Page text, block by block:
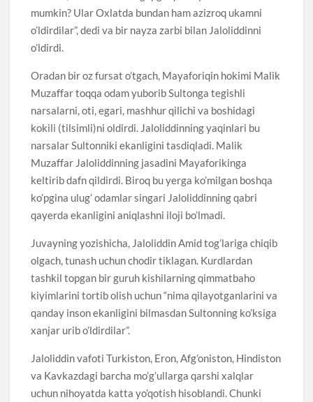
mumkin? Ular Oxlatda bundan ham azizroq ukamni
o’ldirdilar”, dedi va bir nayza zarbi bilan Jaloliddinni
o’ldirdi.
Oradan bir oz fursat o’tgach, Mayaforiqin hokimi Malik
Muzaffar toqqa odam yuborib Sultonga tegishli
narsalarni, oti, egari, mashhur qilichi va boshidagi
kokili (tilsimli)ni oldirdi. Jaloliddinning yaqinlari bu
narsalar Sultonniki ekanligini tasdiqladi. Malik
Muzaffar Jaloliddinning jasadini Mayaforikinga
keltirib dafn qildirdi. Biroq bu yerga ko’milgan boshqa
ko’pgina ulug’ odamlar singari Jaloliddinning qabri
qayerda ekanligini aniqlashni iloji bo’lmadi.
Juvayning yozishicha, Jaloliddin Amid tog’lariga chiqib
olgach, tunash uchun chodir tiklagan. Kurdlardan
tashkil topgan bir guruh kishilarning qimmatbaho
kiyimlarini tortib olish uchun “nima qilayotganlarini va
qanday inson ekanligini bilmasdan Sultonning ko’ksiga
xanjar urib o’ldirdilar”.
Jaloliddin vafoti Turkiston, Eron, Afg’oniston, Hindiston
va Kavkazdagi barcha mo’g’ullarga qarshi xalqlar
uchun nihoyatda katta yo’qotish hisoblandi. Chunki